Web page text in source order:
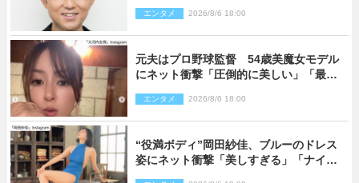
エンタメ 2026/8/6 18:00
元夫はプロ野球監督 54歳美魔女モデル
にネット衝撃「圧倒的に美しい」「最強
エンタメ 2026/8/6 18:00
“役満ボディ”岡田紗佳、ブルーのドレス
姿にネット衝撃「美しすぎる」「ナイ